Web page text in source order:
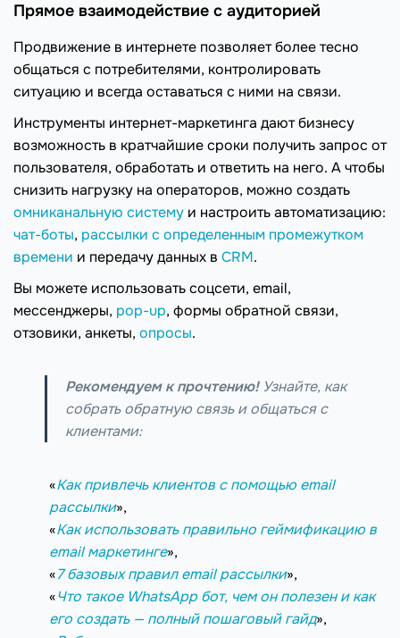
Прямое взаимодействие с аудиторией
Продвижение в интернете позволяет более тесно
общаться с потребителями, контролировать
ситуацию и всегда оставаться с ними на связи.
Инструменты интернет-маркетинга дают бизнесу
возможность в кратчайшие сроки получить запрос от
пользователя, обработать и ответить на него. А чтобы
снизить нагрузку на операторов, можно создать
омниканальную систему и настроить автоматизацию:
чат-боты, рассылки с определенным промежутком
времени и передачу данных в CRM.
Вы можете использовать соцсети, email,
мессенджеры, pop-up, формы обратной связи,
отзовики, анкеты, опросы.
Рекомендуем к прочтению!Узнайте, как
собрать обратную связь и общаться с
клиентами:
«Как привлечь клиентов с помощью email
рассылки»,
«Как использовать правильно геймификацию в
email маркетинге»,
«7 базовых правил email рассылки»,
«Что такое WhatsApp бот, чем он полезен и как
его создать — полный пошаговый гайд»,